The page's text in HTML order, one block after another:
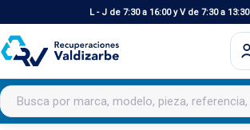
L - J de 7:30 a 16:00 y V de 7:30 a 13:30
Buscar productos